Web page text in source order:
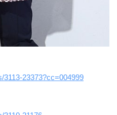
3113-23373?cc=004999